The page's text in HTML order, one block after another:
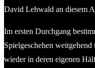
David Lehwald an diesem
Im ersten Durchgang
Spielgeschehen
wieder in deren eigenen